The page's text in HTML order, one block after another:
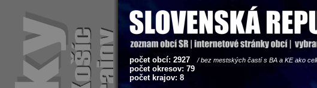
počet obcí: 2927 / bez mestských častí s BA a KE ako
počet okresov: 79
počet krajov: 8